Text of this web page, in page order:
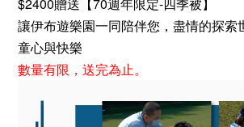
讓伊布遊樂園一同陪伴您，盡情的探索
童心與快樂
數量有限，送完為止。